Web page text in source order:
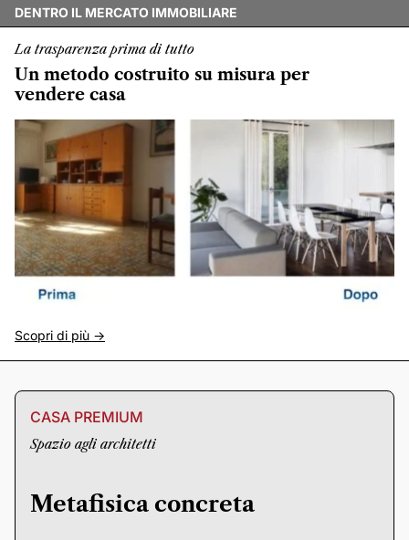
DENTRO IL MERCATO IMMOBILIARE
La trasparenza prima di tutto
Un metodo costruito su misura per
vendere casa
Scopri di più ->
CASA PREMIUM
Spazio agli architetti
Metafisica concreta